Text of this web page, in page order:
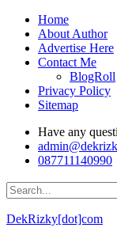
Skip
content
Home
About Author
Advertise Here
Contact Me
BlogRoll
Privacy Policy
Sitemap
Have any
087711140990
Search
for:
DekRizky[dot]com